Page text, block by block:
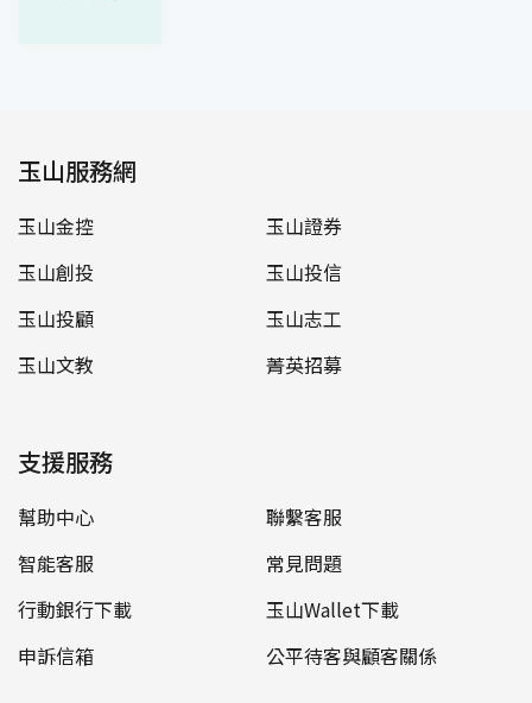
玉山服務網
玉山金控
玉山證券
玉山創投
玉山投信
玉山投顧
玉山志工
玉山文教
菁英招募
支援服務
幫助中心
聯繫客服
智能客服
常見問題
行動銀行下載
玉山Wallet下載
申訴信箱
公平待客與顧客關係